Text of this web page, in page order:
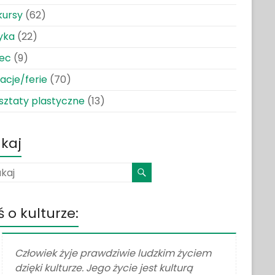
(62)
(22)
(9)
ferie (70)
plastyczne (13)
o kulturze:
Człowiek żyje prawdziwie ludzkim życiem
dzięki kulturze. Jego życie jest kulturą